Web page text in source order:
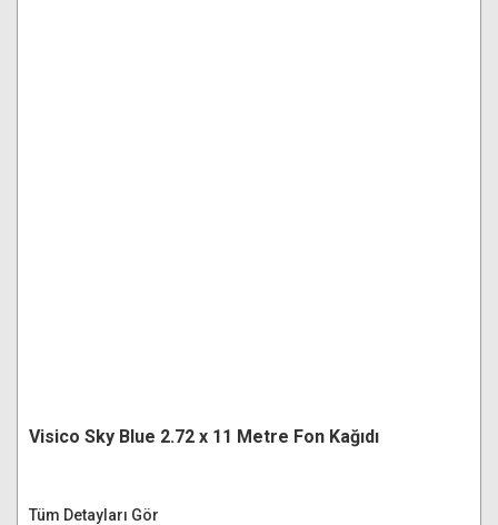
Visico Sky Blue 2.72 x 11 Metre Fon Kağıdı
Tüm Detayları Gör